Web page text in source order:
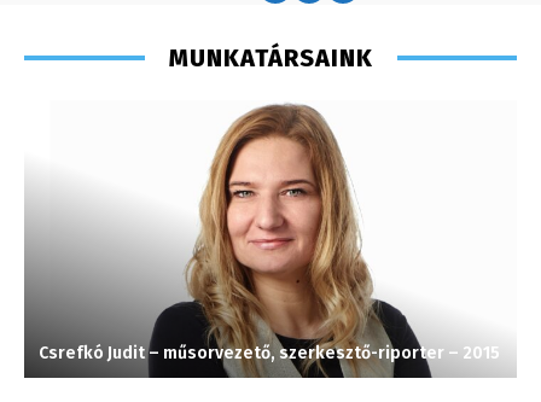
MUNKATÁRSAINK
Csrefkó Judit – műsorvezető, szerkesztő-riporter – 2015